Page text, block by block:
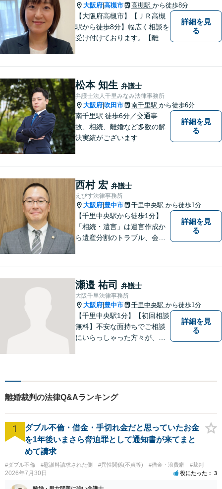
大阪府 高槻市 高槻駅 から徒歩8分
【大阪府高槻市】【ＪＲ高槻
駅から徒歩8分】幅広く相談を
受け付けております。【離
ど将来の不安の予防まで。
詳細を見
る
松本 知生 弁護士
弁護士法人千里みなみ法律事務所
大阪府 吹田市 南千里駅 から徒歩6分
南千里駅 徒歩6分／交通事
故、相続、離婚など多数の解
決実績がございます
詳細を見
る
西村 宏 弁護士
えびす法律事務所
大阪府 豊中市 千里中央駅 から徒歩1分
【千里中央駅から徒歩1分】
「相続・遺言」は遺言作成か
ら遺産分割のトラブル、会社
【初回相談30分無料】
詳細を見
る
瀬邉 祐司 弁護士
大阪千里法律事務所
大阪府 豊中市 千里中央駅 から徒歩1分
【千里中央駅1分】【初回相談
無料】不安な面持ちでご相談
にいらっしゃった方々が、少
善の法的手段を選択し、終局
的解決に至るよう全力でサポ
ートいたします。
詳細を見
る
離婚裁判の法律Q&Aランキング
1
ダブル不倫・借金・手切れ金だと思っていたお金
を1年後いまさら脅迫罪として通知書が来てまと
めて請求
#ダブル不倫 #慰謝料請求された側 #異性関係(不貞等) #借金・浪費癖 #裁判
2026年7月30日 役にたった 3